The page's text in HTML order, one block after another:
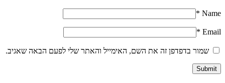
Name
*
Email
*
שמור בדפדפן זה את השם, האימייל והאתר שלי לפעם הבאה שאגיב.